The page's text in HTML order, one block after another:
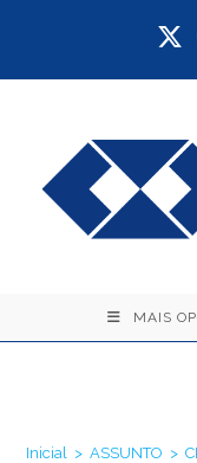
MAIS
Inicial > ASSUNTO >